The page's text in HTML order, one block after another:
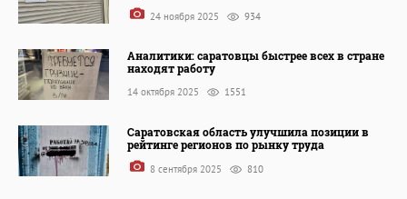
24 ноября 2025 934
Аналитики: саратовцы быстрее всех в стране
находят работу
14 октября 2025 1551
Саратовская область улучшила позиции в
рейтинге регионов по рынку труда
8 сентября 2025 810